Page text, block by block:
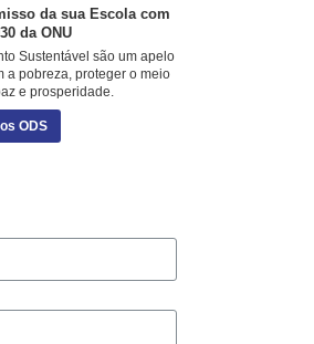
da sua Escola com
da ONU
Sustentável são um apelo
a pobreza, proteger o meio
e prosperidade.
ODS